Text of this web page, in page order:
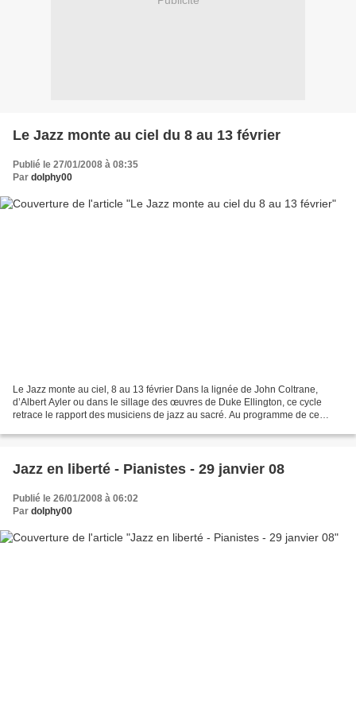
Le Jazz monte au ciel du 8 au 13 février
Publié le 27/01/2008 à 08:35
Par dolphy00
Le Jazz monte au ciel, 8 au 13 février Dans la lignée de John Coltrane,
d’Albert Ayler ou dans le sillage des œuvres de Duke Ellington, ce cycle
retrace le rapport des musiciens de jazz au sacré. Au programme de ce
Jazz en liberté - Pianistes - 29 janvier 08
Publié le 26/01/2008 à 06:02
Par dolphy00